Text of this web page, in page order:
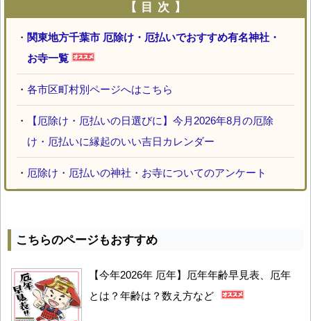
【 目 次 】
・ 関東地方千葉市 厄除け・厄払いでおすすめ有名神社・
お寺一覧
・ 各市区町村別ページへはこちら
・
【厄除け・厄払いの日選びに】今月2026年8月の厄除
け・厄払いに縁起のいい吉日カレンダー
・ 厄除け・厄払いの神社・お寺についてのアンケート
こちらのページもおすすめ
【今年2026年 厄年】厄年年齢早見表、厄年
とは？年齢は？数え方など